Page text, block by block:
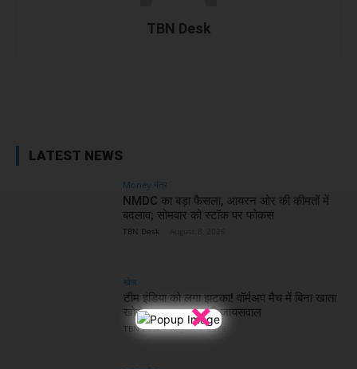
×
TBN Desk
LATEST NEWS
Money मंत्र
NMDC का बड़ा फैसला, आयरन ओर की कीमतों में
बदलाव; सोमवार को स्टॉक पर फोकस
TBN Desk
खेल
टीम इंडिया को लगा झटका! वॉर्मअप मैच में बिना खाता
खोले आउट हुए यशस्वी जायसवाल
TBN Desk - August 8, 2026